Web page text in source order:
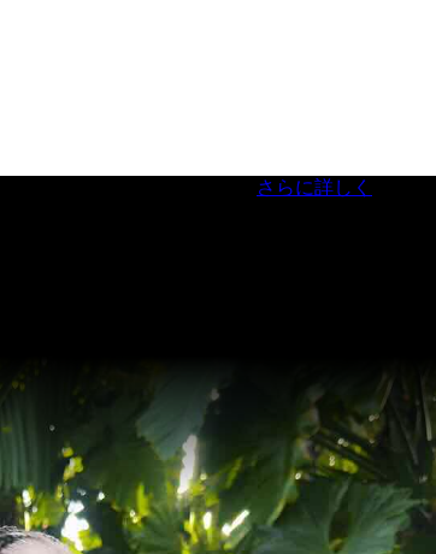
さらに詳しく